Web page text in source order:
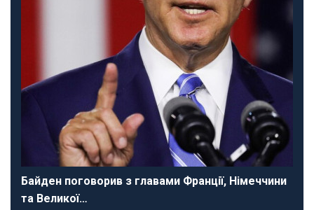
Байден поговорив з главами Франції, Німеччини
та Великої…